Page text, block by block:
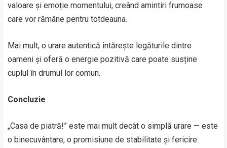
valoare și emoție momentului, creând amintiri frumoase
care vor rămâne pentru totdeauna.
Mai mult, o urare autentică întărește legăturile dintre
oameni și oferă o energie pozitivă care poate susține
cuplul în drumul lor comun.
Concluzie
„Casa de piatră!” este mai mult decât o simplă urare — este
o binecuvântare, o promisiune de stabilitate și fericire.